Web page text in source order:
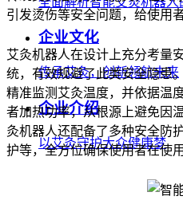
企业文化
传承艾灸，创新领航未来
企业介绍
以艾灸守护大众健康梦
引发烫伤等安全问题，给使用
艾灸机器人在设计上充分考量
统，有效规避了此类安全隐患
精准监测艾灸温度，并依据温
者加热功率，从根源上避免因
灸机器人还配备了多种安全防
护等，全方位确保使用者在使